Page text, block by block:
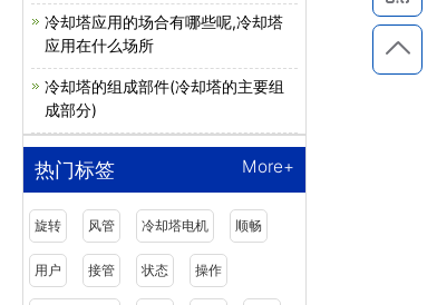
横流闭式冷却塔设备
11-18 443
圆形逆流开式冷却塔定
03-19
冷却塔应用的场合有哪些呢,冷却塔
应用在什么场所
冷却塔的组成部件(冷却塔的主要组
成部分)
热门标签 More+
旋转 风管 冷却塔电机 顺畅
用户 接管 状态 操作